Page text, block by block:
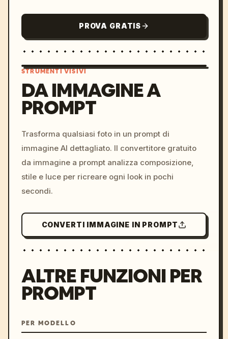
PROVA GRATIS
colors, 8k --v 6.0
STRUMENTI VISIVI
DA IMMAGINE A
PROMPT
Trasforma qualsiasi foto in un prompt di
immagine AI dettagliato. Il convertitore gratuito
da immagine a prompt analizza composizione,
stile e luce per ricreare ogni look in pochi
secondi.
CONVERTI IMMAGINE IN PROMPT
ALTRE FUNZIONI PER
PROMPT
PER MODELLO